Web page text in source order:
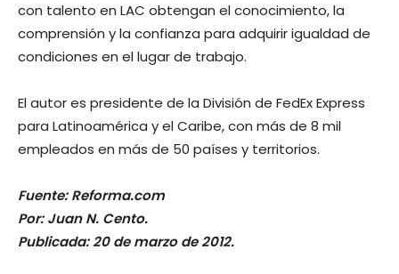
con talento en LAC obtengan el conocimiento, la
comprensión y la confianza para adquirir igualdad de
condiciones en el lugar de trabajo.
El autor es presidente de la División de FedEx Express
para Latinoamérica y el Caribe, con más de 8 mil
empleados en más de 50 países y territorios.
Fuente: Reforma.com
Por: Juan N. Cento.
Publicada: 20 de marzo de 2012.